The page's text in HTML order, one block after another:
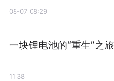
08-07 08:29
一块锂电池的“重生”之旅
11:38